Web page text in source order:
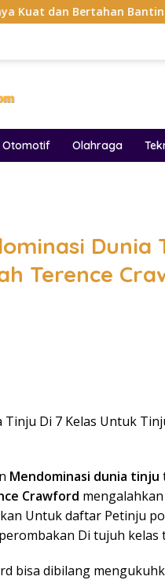
Banting, Alat Elektronik
Otomotif Olahraga
Dunia
Terence
Di 7 Kelas Untuk
Mendominasi dunia tinju
Crawford
Untuk daftar Petinju
Di tujuh kelas
bisa dibilang